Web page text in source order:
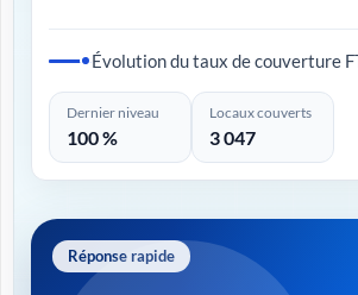
Évolution du taux de couverture
Dernier niveau
100 %
Locaux couverts
3 047
Réponse rapide